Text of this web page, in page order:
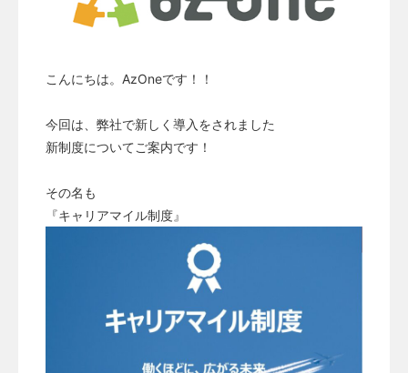
こんにちは。AzOneです！！
今回は、弊社で新しく導入をされました
新制度についてご案内です！
その名も
『キャリアマイル制度』